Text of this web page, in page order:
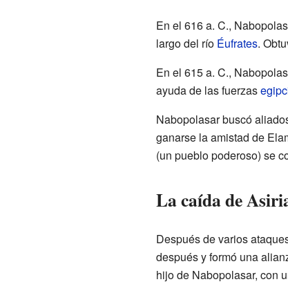
En el 616 a. C.,
largo del río Éufrates.
En el 615 a. C.,
ayuda de las fuerzas
Nabopolasar buscó
ganarse la amistad de
(un pueblo poderoso) se
La caída de
Después de varios
después y formó una
hijo de Nabopolasar, con